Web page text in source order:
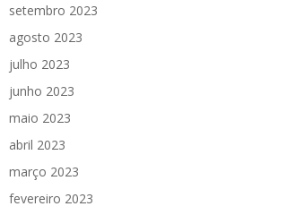
setembro 2023
agosto 2023
julho 2023
junho 2023
maio 2023
abril 2023
março 2023
fevereiro 2023